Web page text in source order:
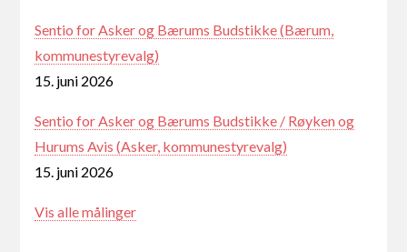
Sentio for Asker og Bærums Budstikke (Bærum,
kommunestyrevalg)
15. juni 2026
Sentio for Asker og Bærums Budstikke / Røyken og
Hurums Avis (Asker, kommunestyrevalg)
15. juni 2026
Vis alle målinger